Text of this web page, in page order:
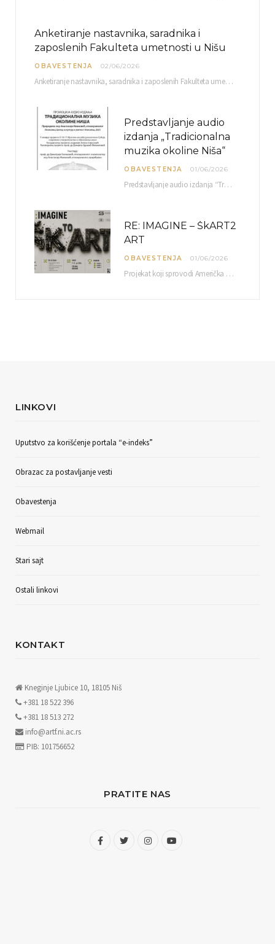
Anketiranje nastavnika, saradnika i
zaposlenih Fakulteta umetnosti u Nišu
OBAVESTENJA 02/06/2026
Anketiranje nastavnika, saradnika i zaposlenih Fakulteta umetnosti u Nišu radi sačinjavanja Izveštaja o samovrednovanju biće…
Predstavljanje audio
izdanja „Tradicionalna
muzika okoline Niša“
OBAVESTENJA 01/06/2026
Predstavljanje audio izdanja “Tradicionalna muzika okoline Niša” organizuje se u okviru projekta O-10-17 Muzičko nasleđe jugoistočne…
RE: IMAGINE – ŠkART2
ART
OBAVESTENJA 01/06/2026
Projekat koji sprovodi Američka privredna komora uz podrŝku kompanije Philip Morris International, sa ciljem povezivanja…
LINKOVI
Uputstvo za korišćenje portala “e-indeks”
Obrazac za postavljanje vesti
Obavestenja
Webmail
Stari sajt
Ostali linkovi
KONTAKT
Kneginje Ljubice 10, 18105 Niš
+381 18 522 396
+381 18 513 272
info@artf.ni.ac.rs
PIB: 101756652
PRATITE NAS
F
T
I